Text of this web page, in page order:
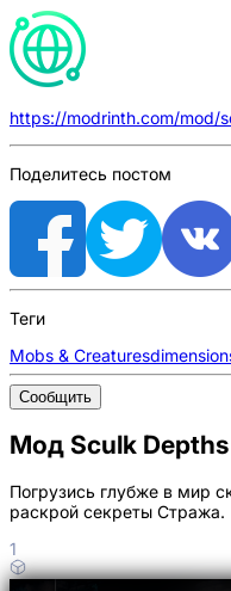
https://modrinth.com/mod/
Поделитесь постом
Теги
Mobs & Creatures
Сообщить
Мод Sculk Depths
Погрузись глубже в мир
раскрой секреты Стража.
1